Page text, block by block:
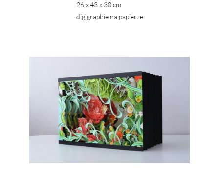
26 x 43 x 30 cm
digigraphie na papierze